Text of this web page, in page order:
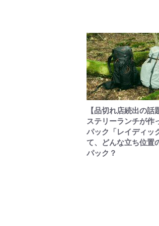
【品切れ店続出の話
ステリーランチが作
パック「レイディッ
て、どんな立ち位置
パック？